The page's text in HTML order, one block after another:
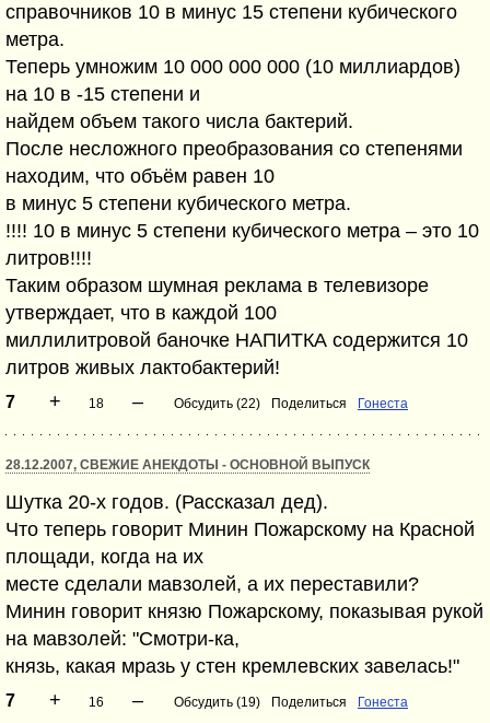
справочников 10 в минус 15 степени кубического
метра.
Теперь умножим 10 000 000 000 (10 миллиардов)
на 10 в -15 степени и
найдем объем такого числа бактерий.
После несложного преобразования со степенями
находим, что объём равен 10
в минус 5 степени кубического метра.
!!!! 10 в минус 5 степени кубического метра – это 10
литров!!!!
Таким образом шумная реклама в телевизоре
утверждает, что в каждой 100
миллилитровой баночке НАПИТКА содержится 10
литров живых лактобактерий!
7 + 18 – Обсудить (22) Поделиться Гонеста
28.12.2007, СВЕЖИЕ АНЕКДОТЫ - ОСНОВНОЙ ВЫПУСК
Шутка 20-х годов. (Рассказал дед).
Что теперь говорит Минин Пожарскому на Красной
площади, когда на их
месте сделали мавзолей, а их переставили?
Минин говорит князю Пожарскому, показывая рукой
на мавзолей: "Смотри-ка,
князь, какая мразь у стен кремлевских завелась!"
7 + 16 – Обсудить (19) Поделиться Гонеста